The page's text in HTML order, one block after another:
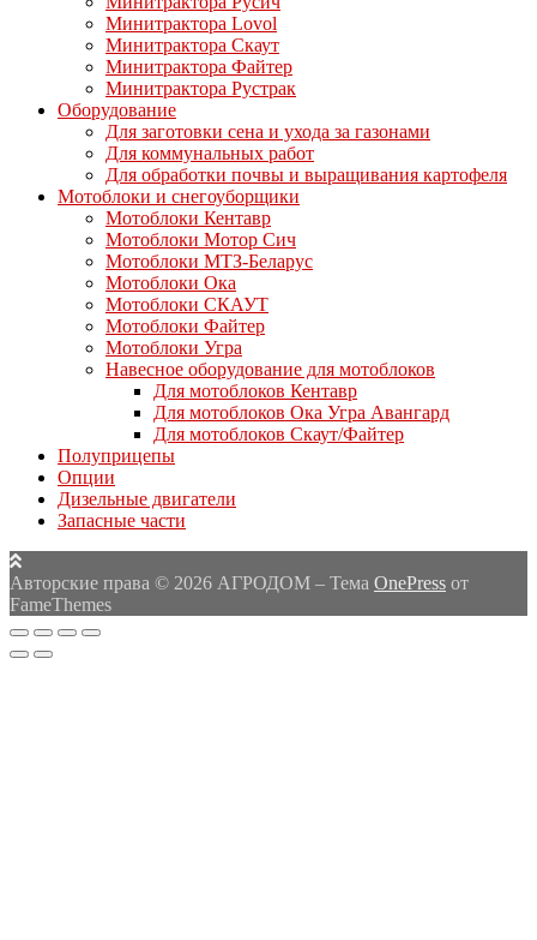
Минитрактора Lovol
Минитрактора Скаут
Минитрактора Файтер
Минитрактора Рустрак
Оборудование
Для заготовки сена и ухода за газонами
Для коммунальных работ
Для обработки почвы и выращивания картофеля
Мотоблоки и снегоуборщики
Мотоблоки Кентавр
Мотоблоки Мотор Сич
Мотоблоки МТЗ-Беларус
Мотоблоки Ока
Мотоблоки СКАУТ
Мотоблоки Файтер
Мотоблоки Угра
Навесное оборудование для мотоблоков
Для мотоблоков Кентавр
Для мотоблоков Ока Угра Авангард
Для мотоблоков Скаут/Файтер
Полуприцепы
Опции
Дизельные двигатели
Запасные части
Авторские права © 2026 АГРОДОМ – Тема OnePress от
FameThemes